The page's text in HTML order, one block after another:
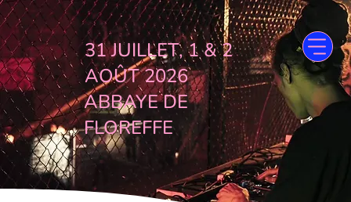
31 JUILLET, 1 & 2
AOÛT 2026
ABBAYE DE
FLOREFFE